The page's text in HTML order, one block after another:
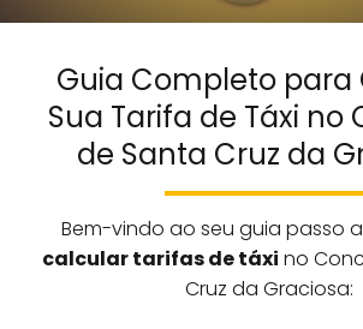
Guia Completo para
Sua Tarifa de Táxi no
de Santa Cruz da
Bem-vindo ao seu guia passo
calcular tarifas de táxi no
Cruz da Graciosa: